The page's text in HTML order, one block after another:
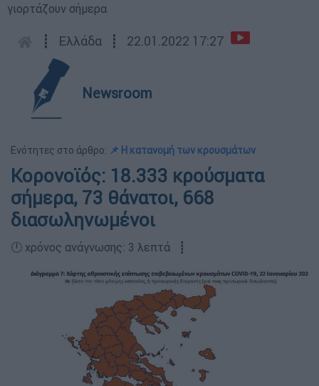
γιορτάζουν σήμερα
┋ Ελλάδα ┋ 22.01.2022 17:27
Newsroom
Ενότητες στο άρθρο: 📌 Η κατανομή των κρουσμάτων
Κορονοϊός: 18.333 κρούσματα
σήμερα, 73 θάνατοι, 668
διασωληνωμένοι
🕛 χρόνος ανάγνωσης: 3 λεπτά ┋